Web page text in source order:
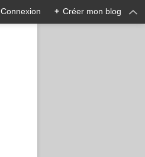
Connexion + Créer mon blog